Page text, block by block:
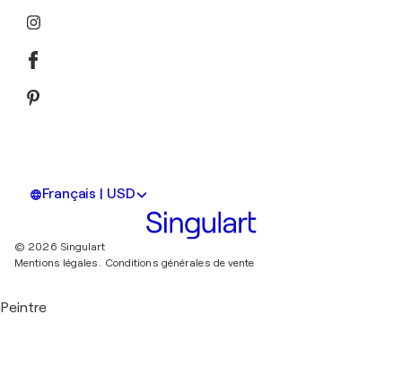
Français | USD
© 2026 Singulart
Mentions légales. Conditions générales de vente
Peintre